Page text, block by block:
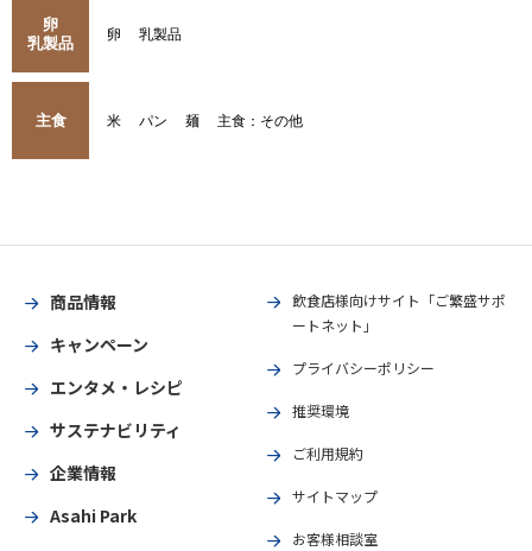
卵
乳製品
卵 乳製品
主食 米 パン 麺 主食：その他
商品情報
キャンペーン
エンタメ・レシピ
サステナビリティ
企業情報
Asahi Park
飲食店様向けサイト「ご繁盛サポ
ートネット」
プライバシーポリシー
推奨環境
ご利用規約
サイトマップ
お客様相談室